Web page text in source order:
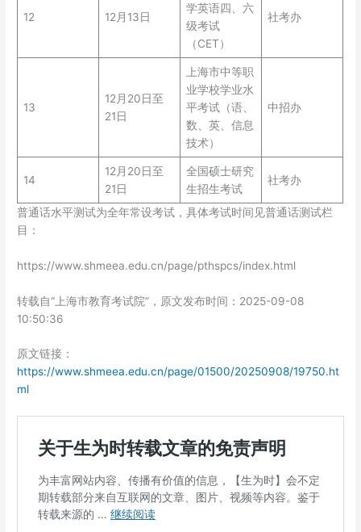
12 12月13日
学英语四、六
级考试
（CET）
社考办
13
12月20日至
21日
上海市中等职
业学校学业水
平考试（语、
数、英、信息
技术）
中招办
14
12月20日至
21日
全国硕士研究
生招生考试
社考办
普通话水平测试为全年常设考试，具体考试时间见普通话测试栏
目：
https://www.shmeea.edu.cn/page/pthspcs/index.html
转载自“上海市教育考试院”，原文发布时间：2025-09-08
10:50:36
原文链接：
https://www.shmeea.edu.cn/page/01500/20250908/19750.ht
ml